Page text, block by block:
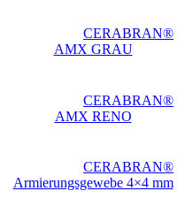
CERABRAN®
AMX GRAU
CERABRAN®
AMX RENO
CERABRAN®
Armierungsgewebe 4×4 mm